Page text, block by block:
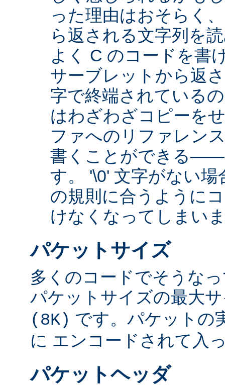
った理由はおそらく
ら返される文字列を
よく C のコードを
サーブレットから返
字で終端されている
はわざわざコピーを
ファへのリファレン
書くことができる――
す。 '\0' 文字がない
の規則に合うように
けなくなってしまい
パケットサイズ
多くのコードでそうな
パケットサイズの最大
(8K) です。パケットの
に エンコードされて入
パケットヘッダ